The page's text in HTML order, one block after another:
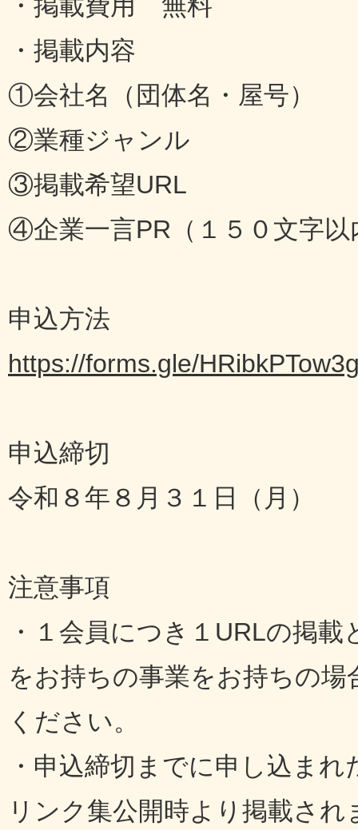
・掲載内容
①会社名（団体名・屋号）
②業種ジャンル
③掲載希望URL
④企業一言PR（１５０文字以
申込方法
https://forms.gle/
申込締切
令和８年８月３１日（月）
注意事項
・１会員につき１URLの掲
をお持ちの事業をお持ちの
ください。
・申込締切までに申し込ま
リンク集公開時より掲載さ